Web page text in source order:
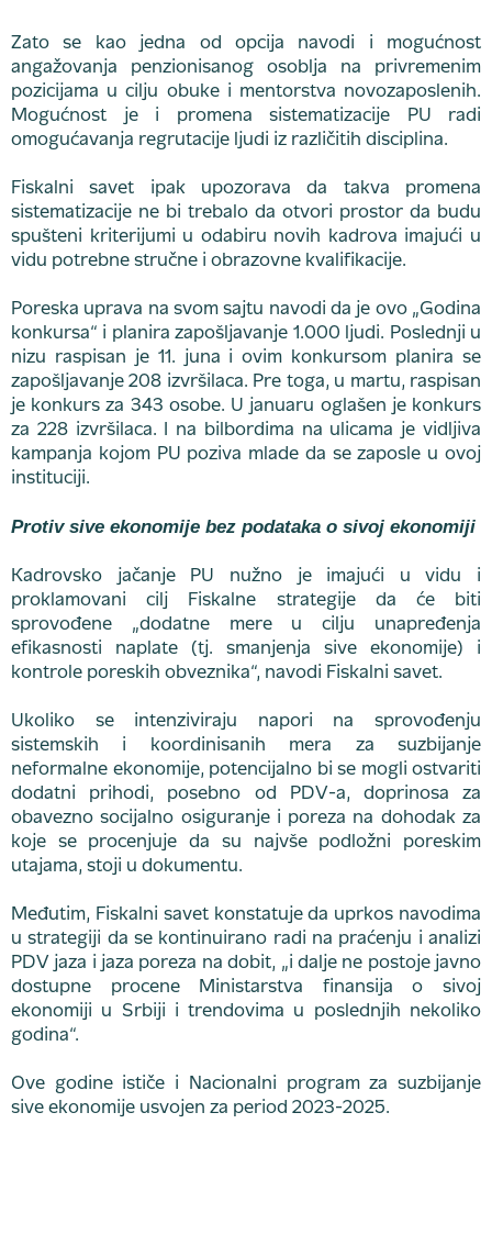
Zato se kao jedna od opcija navodi i mogućnost
angažovanja penzionisanog osoblja na privremenim
pozicijama u cilju obuke i mentorstva novozaposlenih.
Mogućnost je i promena sistematizacije PU radi
omogućavanja regrutacije ljudi iz različitih disciplina.
Fiskalni savet ipak upozorava da takva promena
sistematizacije ne bi trebalo da otvori prostor da budu
spušteni kriterijumi u odabiru novih kadrova imajući u
vidu potrebne stručne i obrazovne kvalifikacije.
Poreska uprava na svom sajtu navodi da je ovo „Godina
konkursa“ i planira zapošljavanje 1.000 ljudi. Poslednji u
nizu raspisan je 11. juna i ovim konkursom planira se
zapošljavanje 208 izvršilaca. Pre toga, u martu, raspisan
je konkurs za 343 osobe. U januaru oglašen je konkurs
za 228 izvršilaca. I na bilbordima na ulicama je vidljiva
kampanja kojom PU poziva mlade da se zaposle u ovoj
instituciji.
Protiv sive ekonomije bez podataka o sivoj ekonomiji
Kadrovsko jačanje PU nužno je imajući u vidu i
proklamovani cilj Fiskalne strategije da će biti
sprovođene „dodatne mere u cilju unapređenja
efikasnosti naplate (tj. smanjenja sive ekonomije) i
kontrole poreskih obveznika“, navodi Fiskalni savet.
Ukoliko se intenziviraju napori na sprovođenju
sistemskih i koordinisanih mera za suzbijanje
neformalne ekonomije, potencijalno bi se mogli ostvariti
dodatni prihodi, posebno od PDV-a, doprinosa za
obavezno socijalno osiguranje i poreza na dohodak za
koje se procenjuje da su najvše podložni poreskim
utajama, stoji u dokumentu.
Međutim, Fiskalni savet konstatuje da uprkos navodima
u strategiji da se kontinuirano radi na praćenju i analizi
PDV jaza i jaza poreza na dobit, „i dalje ne postoje javno
dostupne procene Ministarstva finansija o sivoj
ekonomiji u Srbiji i trendovima u poslednjih nekoliko
godina“.
Ove godine ističe i Nacionalni program za suzbijanje
sive ekonomije usvojen za period 2023-2025.